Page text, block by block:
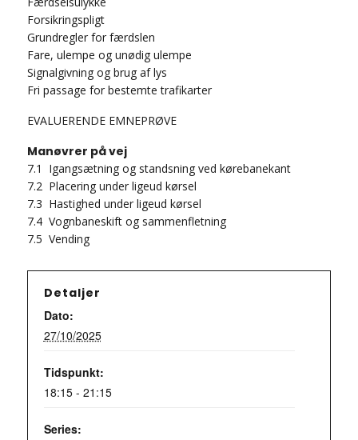
Forsikringspligt
Grundregler for færdslen
Fare, ulempe og unødig ulempe
Signalgivning og brug af lys
Fri passage for bestemte trafikarter
EVALUERENDE EMNEPRØVE
Manøvrer på vej
7.1 Igangsætning og standsning ved kørebanekant
7.2 Placering under ligeud kørsel
7.3 Hastighed under ligeud kørsel
7.4 Vognbaneskift og sammenfletning
7.5 Vending
Detaljer
Dato:
27/10/2025
Tidspunkt:
18:15 - 21:15
Series: